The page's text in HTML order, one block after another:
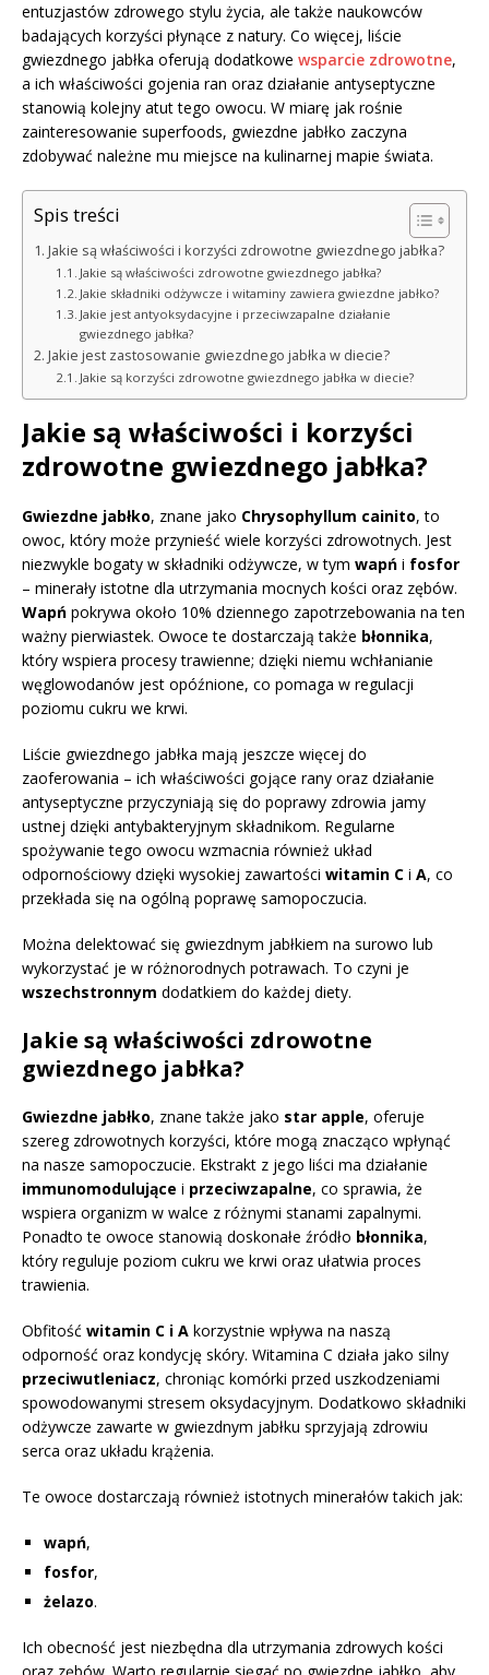
entuzjastów zdrowego stylu życia, ale także naukowców
badających korzyści płynące z natury. Co więcej, liście
gwiezdnego jabłka oferują dodatkowe wsparcie zdrowotne,
a ich właściwości gojenia ran oraz działanie antyseptyczne
stanowią kolejny atut tego owocu. W miarę jak rośnie
zainteresowanie superfoods, gwiezdne jabłko zaczyna
zdobywać należne mu miejsce na kulinarnej mapie świata.
Spis treści
Jakie są właściwości i korzyści zdrowotne gwiezdnego jabłka?
Jakie są właściwości zdrowotne gwiezdnego jabłka?
Jakie składniki odżywcze i witaminy zawiera gwiezdne jabłko?
Jakie jest antyoksydacyjne i przeciwzapalne działanie
gwiezdnego jabłka?
Jakie jest zastosowanie gwiezdnego jabłka w diecie?
Jakie są korzyści zdrowotne gwiezdnego jabłka w diecie?
Jakie są właściwości i korzyści
zdrowotne gwiezdnego jabłka?
Gwiezdne jabłko, znane jako Chrysophyllum cainito, to
owoc, który może przynieść wiele korzyści zdrowotnych. Jest
niezwykle bogaty w składniki odżywcze, w tym wapń i fosfor
– minerały istotne dla utrzymania mocnych kości oraz zębów.
Wapń pokrywa około 10% dziennego zapotrzebowania na ten
ważny pierwiastek. Owoce te dostarczają także błonnika,
który wspiera procesy trawienne; dzięki niemu wchłanianie
węglowodanów jest opóźnione, co pomaga w regulacji
poziomu cukru we krwi.
Liście gwiezdnego jabłka mają jeszcze więcej do
zaoferowania – ich właściwości gojące rany oraz działanie
antyseptyczne przyczyniają się do poprawy zdrowia jamy
ustnej dzięki antybakteryjnym składnikom. Regularne
spożywanie tego owocu wzmacnia również układ
odpornościowy dzięki wysokiej zawartości witamin C i A, co
przekłada się na ogólną poprawę samopoczucia.
Można delektować się gwiezdnym jabłkiem na surowo lub
wykorzystać je w różnorodnych potrawach. To czyni je
wszechstronnym dodatkiem do każdej diety.
Jakie są właściwości zdrowotne
gwiezdnego jabłka?
Gwiezdne jabłko, znane także jako star apple, oferuje
szereg zdrowotnych korzyści, które mogą znacząco wpłynąć
na nasze samopoczucie. Ekstrakt z jego liści ma działanie
immunomodulujące i przeciwzapalne, co sprawia, że
wspiera organizm w walce z różnymi stanami zapalnymi.
Ponadto te owoce stanowią doskonałe źródło błonnika,
który reguluje poziom cukru we krwi oraz ułatwia proces
trawienia.
Obfitość witamin C i A korzystnie wpływa na naszą
odporność oraz kondycję skóry. Witamina C działa jako silny
przeciwutleniacz, chroniąc komórki przed uszkodzeniami
spowodowanymi stresem oksydacyjnym. Dodatkowo składniki
odżywcze zawarte w gwiezdnym jabłku sprzyjają zdrowiu
serca oraz układu krążenia.
Te owoce dostarczają również istotnych minerałów takich jak:
wapń,
fosfor,
żelazo.
Ich obecność jest niezbędna dla utrzymania zdrowych kości